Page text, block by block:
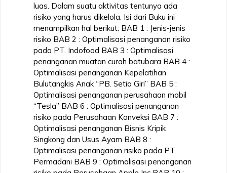
luas. Dalam suatu aktivitas tentunya ada
risiko yang harus dikelola. Isi dari Buku ini
menampilkan hal berikut: BAB 1 : Jenis-jenis
risiko BAB 2 : Optimalisasi penanganan risiko
pada PT. Indofood BAB 3 : Optimalisasi
penanganan muatan curah batubara BAB 4 :
Optimalisasi penanganan Kepelatihan
Bulutangkis Anak “PB. Setia Giri” BAB 5 :
Optimalisasi penanganan perusahaan mobil
“Tesla” BAB 6 : Optimalisasi penanganan
risiko pada Perusahaan Konveksi BAB 7 :
Optimalisasi penanganan Bisnis Kripik
Singkong dan Usus Ayam BAB 8 :
Optimalisasi penanganan risiko pada PT.
Permadani BAB 9 : Optimalisasi penanganan